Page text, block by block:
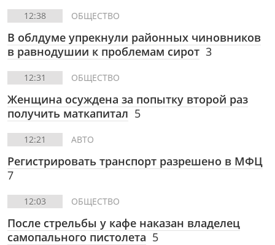
12:38 ОБЩЕСТВО
В облдуме упрекнули районных чиновников
в равнодушии к проблемам сирот 3
12:31 ОБЩЕСТВО
Женщина осуждена за попытку второй раз
получить маткапитал 5
12:21 АВТО
Регистрировать транспорт разрешено в МФЦ
7
12:03 ОБЩЕСТВО
После стрельбы у кафе наказан владелец
самопального пистолета 5